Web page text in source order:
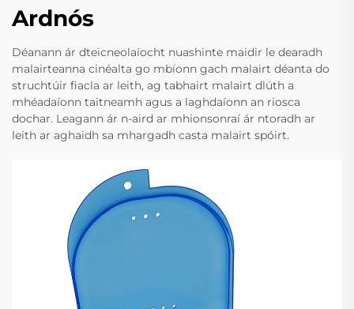
Ardnós
Déanann ár dteicneolaíocht nuashinte maidir le dearadh
malairteanna cinéalta go mbíonn gach malairt déanta do
struchtúir fiacla ar leith, ag tabhairt malairt dlúth a
mhéadaíonn taitneamh agus a laghdaíonn an riosca
dochar. Leagann ár n-aird ar mhionsonraí ár ntoradh ar
leith ar aghaidh sa mhargadh casta malairt spóirt.